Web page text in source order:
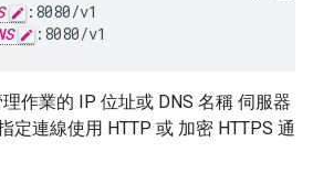
:8080/v1
:8080/v1
作業的 IP 位址或 DNS 名稱 伺服器
定連線使用 HTTP 或 加密 HTTPS 通